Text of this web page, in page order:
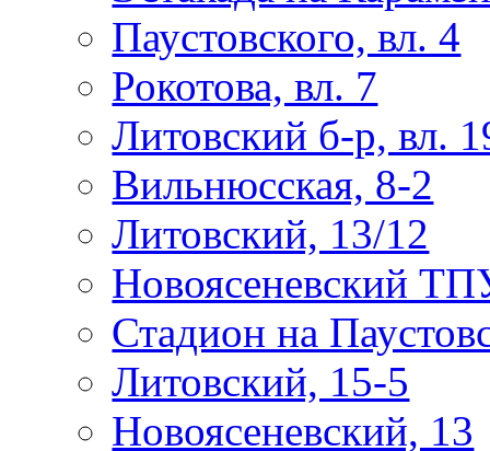
Паустовского, вл. 4
Рокотова, вл. 7
Литовский б-р, вл.
Вильнюсская, 8-2
Литовский, 13/12
Новоясеневский
Стадион на
Литовский, 15-5
Новоясеневский, 13